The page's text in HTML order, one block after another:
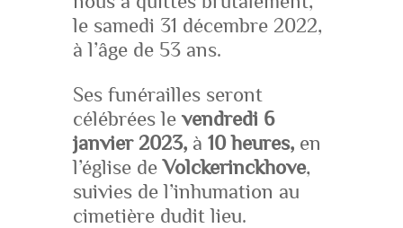
le samedi 31 décembre 2022,
à l’âge de 53 ans.
Ses funérailles seront
célébrées le vendredi 6
janvier 2023, à 10 heures, en
l’église deVolckerinckhove,
suivies de l’inhumation au
cimetière dudit lieu.